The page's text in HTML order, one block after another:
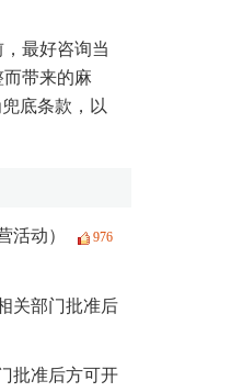
最好咨询当
带来的麻
底条款，以
活动）
976
关部门批准后
批准后方可开